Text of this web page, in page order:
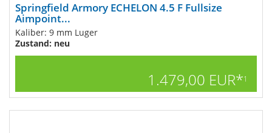
Springfield Armory ECHELON 4.5 F Fullsize
Aimpoint...
Kaliber: 9 mm Luger
Zustand: neu
1.479,00 EUR*1